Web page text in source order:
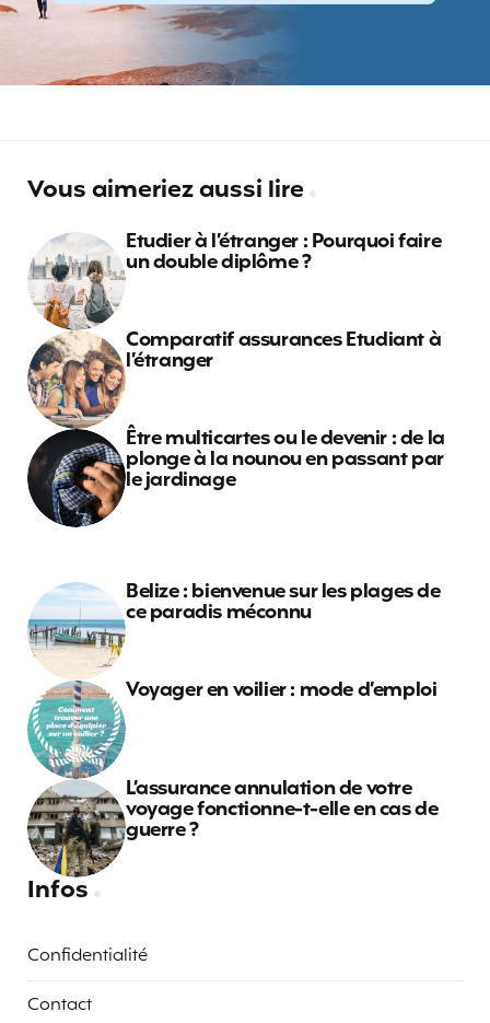
Vous aimeriez aussi lire
Etudier à l’étranger : Pourquoi faire
un double diplôme ?
Comparatif assurances Etudiant à
l’étranger
Être multicartes ou le devenir : de la
plonge à la nounou en passant par
le jardinage
Belize : bienvenue sur les plages de
ce paradis méconnu
Voyager en voilier : mode d’emploi
L’assurance annulation de votre
voyage fonctionne-t-elle en cas de
guerre ?
Infos
Confidentialité
Contact